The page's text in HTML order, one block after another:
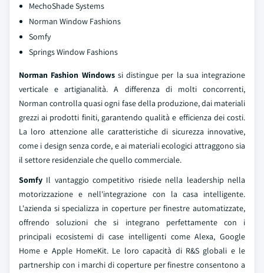
MechoShade Systems
Norman Window Fashions
Somfy
Springs Window Fashions
Norman Fashion Windowssi distingue per la sua integrazione
verticale e artigianalità. A differenza di molti concorrenti,
Norman controlla quasi ogni fase della produzione, dai materiali
grezzi ai prodotti finiti, garantendo qualità e efficienza dei costi.
La loro attenzione alle caratteristiche di sicurezza innovative,
come i design senza corde, e ai materiali ecologici attraggono sia
il settore residenziale che quello commerciale.
Somfy Il vantaggio competitivo risiede nella leadership nella
motorizzazione e nell'integrazione con la casa intelligente.
L'azienda si specializza in coperture per finestre automatizzate,
offrendo soluzioni che si integrano perfettamente con i
principali ecosistemi di case intelligenti come Alexa, Google
Home e Apple HomeKit. Le loro capacità di R&S globali e le
partnership con i marchi di coperture per finestre consentono a